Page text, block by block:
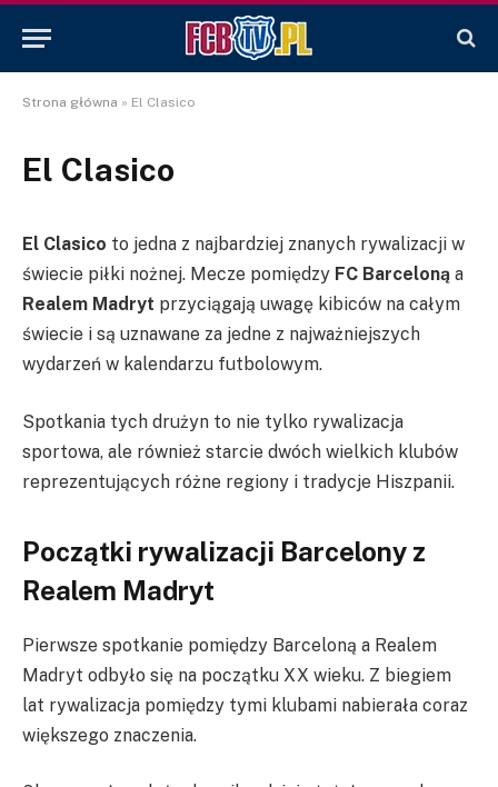
Strona główna » El Clasico
El Clasico
El Clasico to jedna z najbardziej znanych rywalizacji w
świecie piłki nożnej. Mecze pomiędzy FC Barceloną a
Realem Madryt przyciągają uwagę kibiców na całym
świecie i są uznawane za jedne z najważniejszych
wydarzeń w kalendarzu futbolowym.
Spotkania tych drużyn to nie tylko rywalizacja
sportowa, ale również starcie dwóch wielkich klubów
reprezentujących różne regiony i tradycje Hiszpanii.
Początki rywalizacji Barcelony z
Realem Madryt
Pierwsze spotkanie pomiędzy Barceloną a Realem
Madryt odbyło się na początku XX wieku. Z biegiem
lat rywalizacja pomiędzy tymi klubami nabierała coraz
większego znaczenia.